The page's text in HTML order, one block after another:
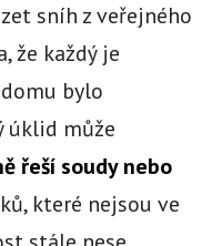
sníh z veřejného
že každý je
bylo
úklid může
řeší soudy nebo
které nejsou ve